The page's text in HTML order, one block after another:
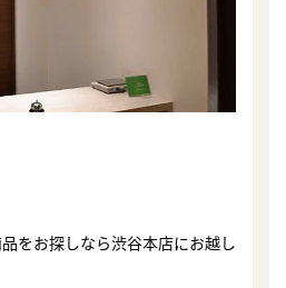
をお探しなら渋谷本店にお越し
まずは
ん30秒でお試し査定